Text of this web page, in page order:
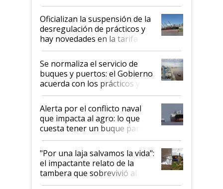
Oficializan la suspensión de la
desregulación de prácticos y
hay novedades en la tarifa de
la hidrovía
Se normaliza el servicio de
buques y puertos: el Gobierno
acuerda con los prácticos y
suspende el decreto de
desregulación
Alerta por el conflicto naval
que impacta al agro: lo que
cuesta tener un buque parado
y el peligro de que Argentina
pase a ser "país sucio"
"Por una laja salvamos la vida":
el impactante relato de la
tambera que sobrevivió al
tornado